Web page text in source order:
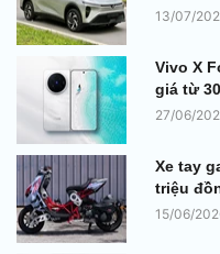
13/07/
Vivo X
giá từ
27/06/
Xe tay
triệu
15/06/